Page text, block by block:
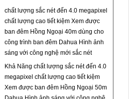
chất lượng sắc nét đến 4.0 megapixel
chất lượng cao tiết kiệm Xem được
ban đêm Hồng Ngoại 40m dùng cho
công trình ban đêm Dahua Hình ảnh
sáng với công nghệ mới sắc nét
Khả Năng chất lượng sắc nét đến 4.0
megapixel chất lượng cao tiết kiệm
Xem được ban đêm Hồng Ngoại 50m